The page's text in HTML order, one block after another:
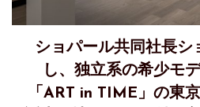
ショパール共同社長シ
し、独立系の希少モ
「ART in TIME」の東